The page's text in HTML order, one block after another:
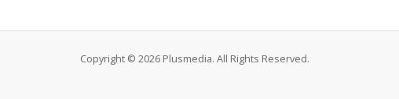
Copyright © 2026 Plusmedia. All Rights Reserved.